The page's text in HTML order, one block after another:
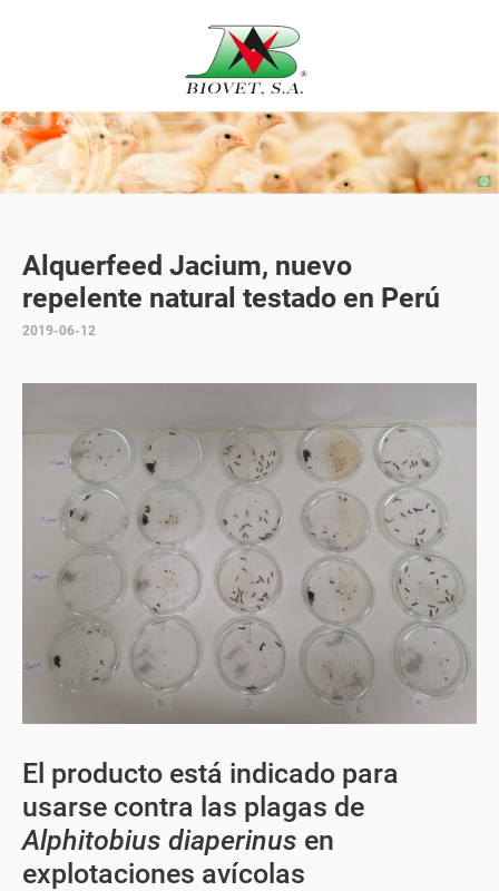
Alquerfeed Jacium, nuevo
repelente natural testado en Perú
2019-06-12
El producto está indicado para
usarse contra las plagas de
Alphitobius diaperinus en
explotaciones avícolas